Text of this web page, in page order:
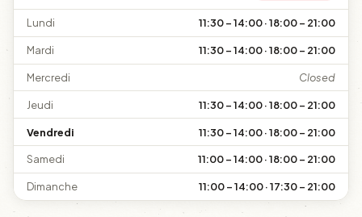
Lundi 11:30 – 14:00 · 18:00 – 21:00
Mardi 11:30 – 14:00 · 18:00 – 21:00
Mercredi Closed
Jeudi 11:30 – 14:00 · 18:00 – 21:00
Vendredi 11:30 – 14:00 · 18:00 – 21:00
Samedi 11:00 – 14:00 · 18:00 – 21:00
Dimanche 11:00 – 14:00 · 17:30 – 21:00